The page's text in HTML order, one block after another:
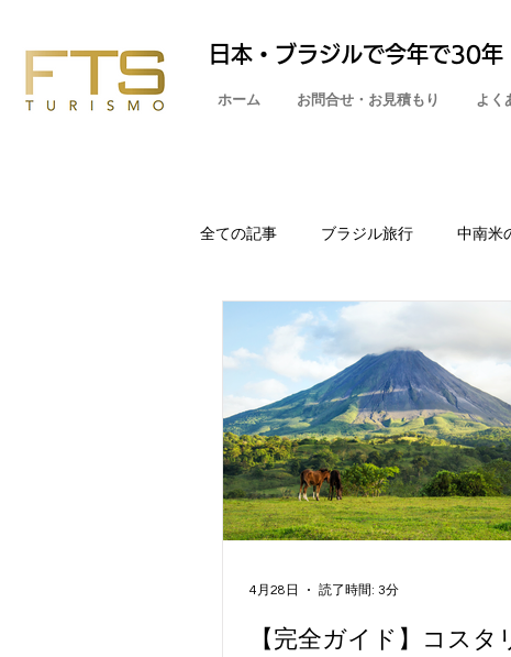
日本・ブラジルで今年で30年
ホーム お問合せ・お見積もり よく
全ての記事 ブラジル旅行 中南米
旅行準備・注意点
アフリカ旅行 モロッコ旅行
F.T.S.Turismo 情報 コスタリカ
チリ旅行 チリ旅行
【完全ガイド】コスタ
4月28日 読了時間: 3分